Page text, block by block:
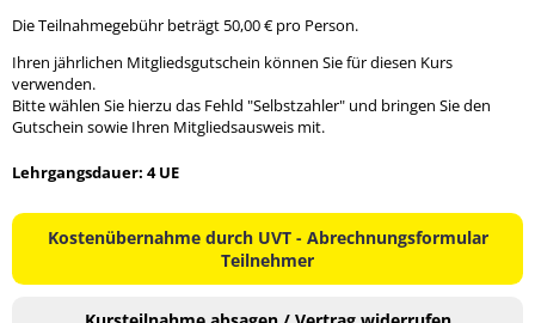
Die Teilnahmegebühr beträgt 50,00 € pro Person.
Ihren jährlichen Mitgliedsgutschein können Sie für diesen Kurs
verwenden.
Bitte wählen Sie hierzu das Fehld "Selbstzahler" und bringen Sie den
Gutschein sowie Ihren Mitgliedsausweis mit.
Lehrgangsdauer: 4 UE
Kostenübernahme durch UVT - Abrechnungsformular
Teilnehmer